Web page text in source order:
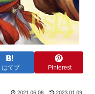
はてブ Pinterest
2021.06.08 2023.01.09